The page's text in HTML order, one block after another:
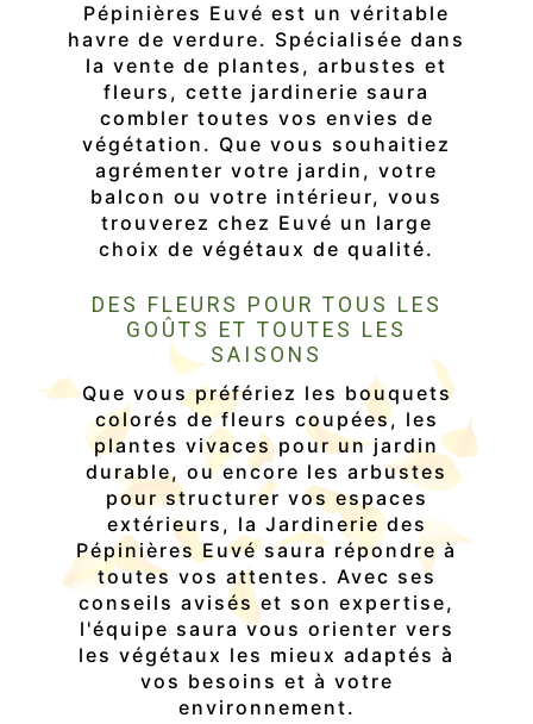
Pépinières Euvé est un véritable
havre de verdure. Spécialisée dans
la vente de plantes, arbustes et
fleurs, cette jardinerie saura
combler toutes vos envies de
végétation. Que vous souhaitiez
agrémenter votre jardin, votre
balcon ou votre intérieur, vous
trouverez chez Euvé un large
choix de végétaux de qualité.
DES FLEURS POUR TOUS LES
GOÛTS ET TOUTES LES
SAISONS
Que vous préfériez les bouquets
colorés de fleurs coupées, les
plantes vivaces pour un jardin
durable, ou encore les arbustes
pour structurer vos espaces
extérieurs, la Jardinerie des
Pépinières Euvé saura répondre à
toutes vos attentes. Avec ses
conseils avisés et son expertise,
l'équipe saura vous orienter vers
les végétaux les mieux adaptés à
vos besoins et à votre
environnement.